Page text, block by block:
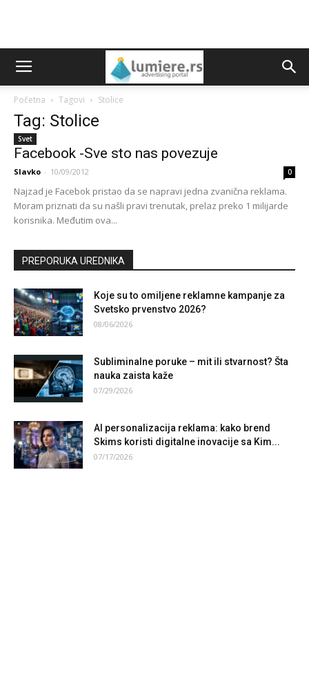
Početna Tagovi Stolice
Tag: Stolice
Svet
Facebook -Sve sto nas povezuje
Slavko - 10/09/2012 0
Najzad je Facebok pristao da se napravi jedna zvanična reklama.
Moram priznati da su našli pravi trenutak, prelaz preko 1 milijarde
korisnika. Međutim ova...
PREPORUKA UREDNIKA
Koje su to omiljene reklamne kampanje za
Svetsko prvenstvo 2026?
08/06/2026
Subliminalne poruke – mit ili stvarnost? Šta
nauka zaista kaže
07/29/2026
AI personalizacija reklama: kako brend
Skims koristi digitalne inovacije sa Kim...
07/17/2026